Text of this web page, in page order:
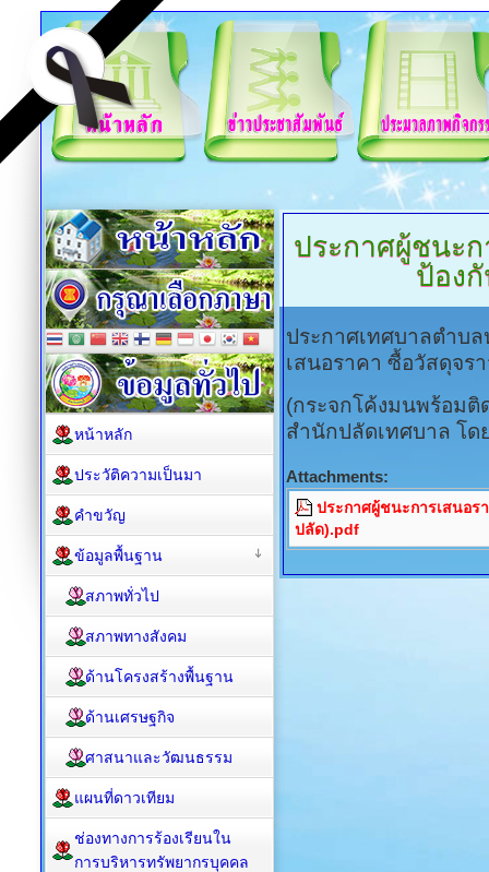
ประกาศผู้ชนะ
ป้อง
ประกาศเทศบาลตำบ
เสนอราคา ซื้อวัสดุจร
(กระจกโค้งมนพร้อมติ
สำนักปลัดเทศบาล โด
Attachments:
ประกาศผู้ชนะการเสนอร
ปลัด).pdf
หน้าหลัก
ประวัติความเป็นมา
คำขวัญ
ข้อมูลพื้นฐาน
สภาพทั่วไป
สภาพทางสังคม
ด้านโครงสร้างพื้นฐาน
ด้านเศรษฐกิจ
ศาสนาและวัฒนธรรม
แผนที่ดาวเทียม
ช่องทางการร้องเรียนใน
การบริหารทรัพยากรบุคคล